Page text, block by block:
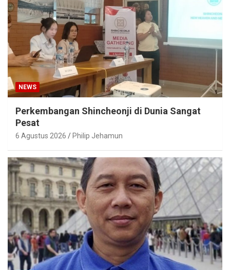
NEWS
Perkembangan Shincheonji di Dunia Sangat
Pesat
6 Agustus 2026 Philip Jehamun